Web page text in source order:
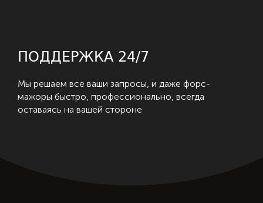
ПОДДЕРЖКА 24/7
Мы решаем все ваши запросы, и даже форс-
мажоры быстро, профессионально, всегда
оставаясь на вашей стороне